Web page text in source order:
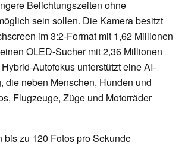
Belichtungszeiten ohne
sein sollen. Die Kamera besitzt
im 3:2-Format mit 1,62 Millionen
OLED-Sucher mit 2,36 Millionen
Autofokus unterstützt eine AI-
die neben Menschen, Hunden und
Flugzeuge, Züge und Motorräder
bis zu 120 Fotos pro Sekunde